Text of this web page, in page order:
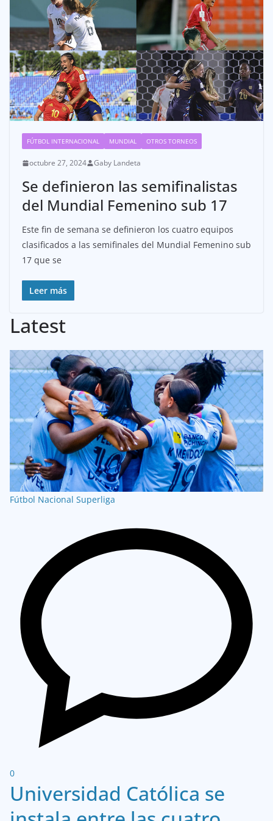
FÚTBOL INTERNACIONAL MUNDIAL OTROS TORNEOS
octubre 27, 2024 Gaby Landeta
Se definieron las semifinalistas
del Mundial Femenino sub 17
Este fin de semana se definieron los cuatro equipos
clasificados a las semifinales del Mundial Femenino sub
17 que se
Leer más
Latest
Fútbol Nacional Superliga
0
Universidad Católica se